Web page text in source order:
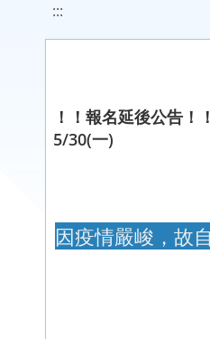
:::
！！報名延後公告
5/30(一)
因疫情嚴峻，故